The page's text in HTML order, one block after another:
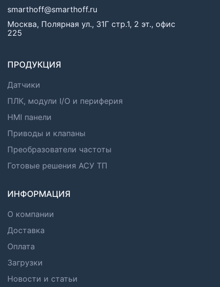
smarthoff@smarthoff.ru
Москва, Полярная ул., 31Г стр.1, 2 эт., офис
225
ПРОДУКЦИЯ
Датчики
ПЛК, модули I/O и периферия
HMI панели
Приводы и клапаны
Преобразователи частоты
Готовые решения АСУ ТП
ИНФОРМАЦИЯ
О компании
Доставка
Оплата
Загрузки
Новости и статьи